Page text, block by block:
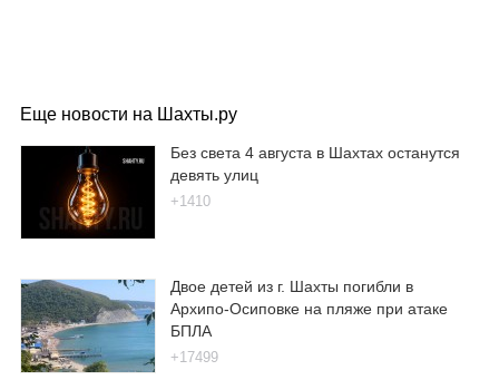
Еще новости на Шахты.ру
Без света 4 августа в Шахтах останутся
девять улиц
+1410
Двое детей из г. Шахты погибли в
Архипо-Осиповке на пляже при атаке
БПЛА
+17499